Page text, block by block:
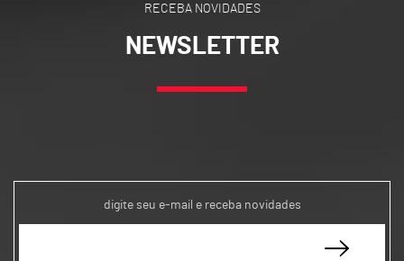
RECEBA NOVIDADES
NEWSLETTER